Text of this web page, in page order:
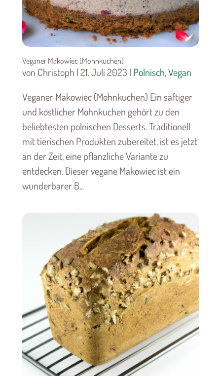
Veganer Makowiec (Mohnkuchen)
von Christoph | 21. Juli 2023 | Polnisch,Vegan
Veganer Makowiec (Mohnkuchen) Ein saftiger
und köstlicher Mohnkuchen gehört zu den
beliebtesten polnischen Desserts. Traditionell
mit tierischen Produkten zubereitet, ist es jetzt
an der Zeit, eine pflanzliche Variante zu
entdecken. Dieser vegane Makowiec ist ein
wunderbarer B...